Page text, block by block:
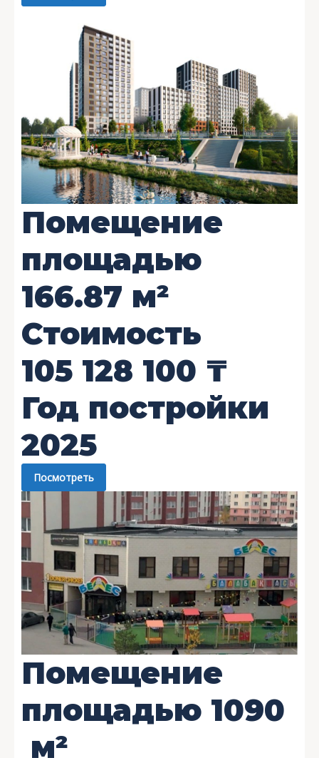
Помещение
площадью
166.87 м²
Стоимость
105 128 100 ₸
Год постройки
2025
Посмотреть
Помещение
площадью 1090
м²